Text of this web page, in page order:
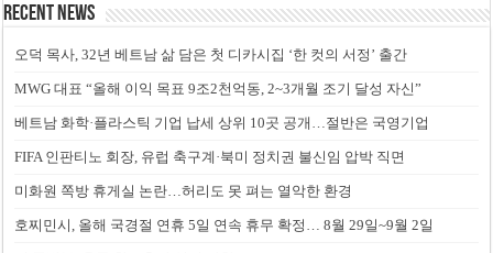
Recent News
오덕 목사, 32년 베트남 삶 담은 첫 디카시집 ‘한 컷의 서정’ 출간
MWG 대표 “올해 이익 목표 9조2천억동, 2~3개월 조기 달성 자신”
베트남 화학·플라스틱 기업 납세 상위 10곳 공개…절반은 국영기업
FIFA 인판티노 회장, 유럽 축구계·북미 정치권 불신임 압박 직면
미화원 쪽방 휴게실 논란…허리도 못 펴는 열악한 환경
호찌민시, 올해 국경절 연휴 5일 연속 휴무 확정… 8월 29일~9월 2일